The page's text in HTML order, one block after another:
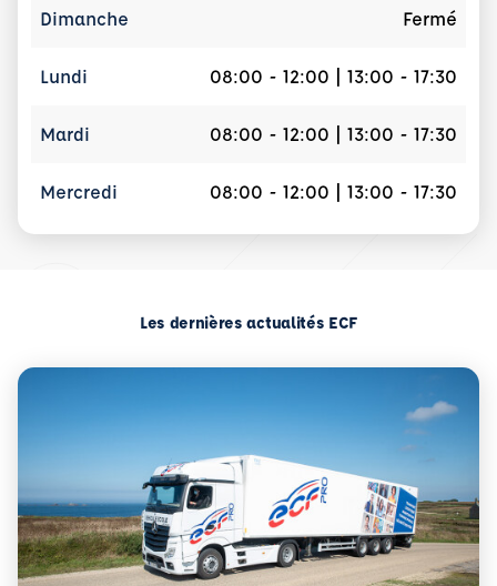
Dimanche Fermé
Lundi 08:00 - 12:00 | 13:00 - 17:30
Mardi 08:00 - 12:00 | 13:00 - 17:30
Mercredi 08:00 - 12:00 | 13:00 - 17:30
Les dernières actualités ECF